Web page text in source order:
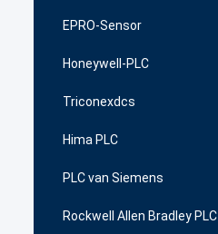
EPRO-Sensor
Honeywell-PLC
Triconexdcs
Hima PLC
PLC van Siemens
Rockwell Allen Bradley PLC